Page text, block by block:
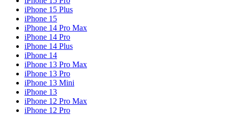
iPhone 15 Plus
iPhone 15
iPhone 14 Pro Max
iPhone 14 Pro
iPhone 14 Plus
iPhone 14
iPhone 13 Pro Max
iPhone 13 Pro
iPhone 13 Mini
iPhone 13
iPhone 12 Pro Max
iPhone 12 Pro